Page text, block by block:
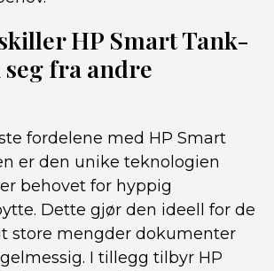
HP Smart Tank-
fra andre
fordelene med HP Smart
er den unike teknologien
behovet for hyppig
Dette gjør den ideell for de
store mengder dokumenter
I tillegg tilbyr HP